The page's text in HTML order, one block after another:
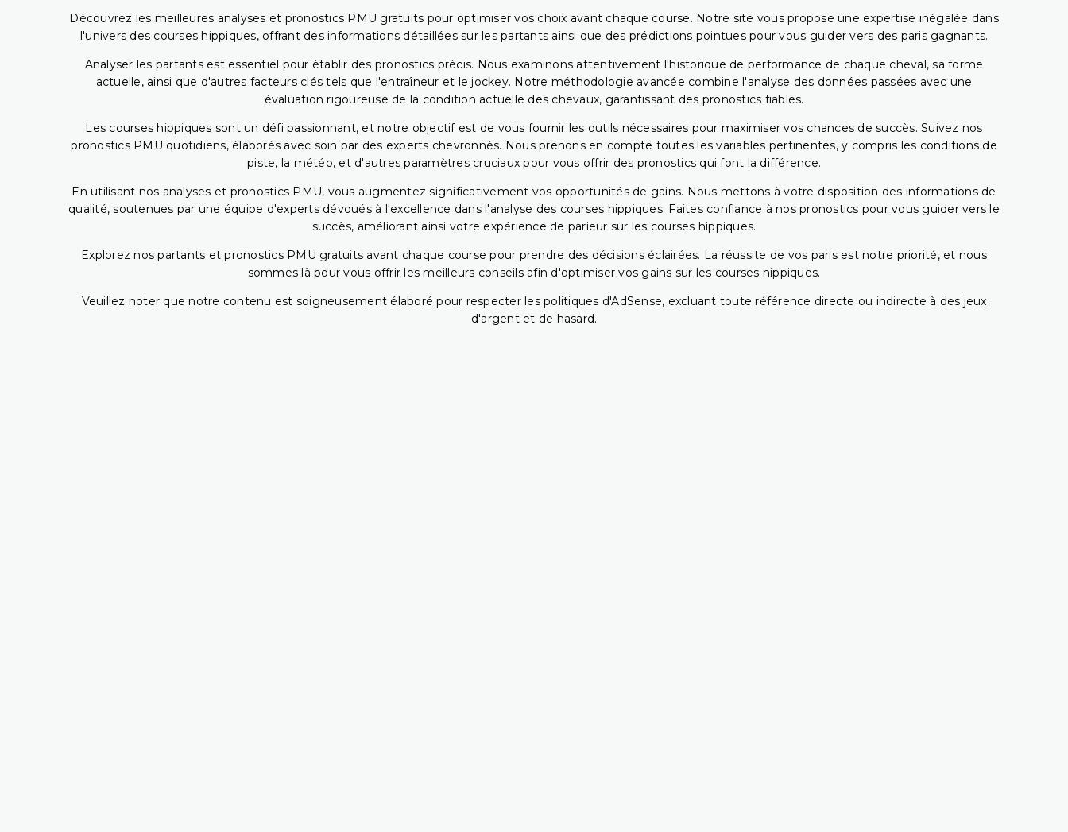
Découvrez les meilleures analyses et pronostics PMU gratuits pour optimiser vos choix avant chaque course. Notre site vous propose une expertise inégalée dans
l'univers des courses hippiques, offrant des informations détaillées sur les partants ainsi que des prédictions pointues pour vous guider vers des paris gagnants.
Analyser les partants est essentiel pour établir des pronostics précis. Nous examinons attentivement l'historique de performance de chaque cheval, sa forme
actuelle, ainsi que d'autres facteurs clés tels que l'entraîneur et le jockey. Notre méthodologie avancée combine l'analyse des données passées avec une
évaluation rigoureuse de la condition actuelle des chevaux, garantissant des pronostics fiables.
Les courses hippiques sont un défi passionnant, et notre objectif est de vous fournir les outils nécessaires pour maximiser vos chances de succès. Suivez nos
pronostics PMU quotidiens, élaborés avec soin par des experts chevronnés. Nous prenons en compte toutes les variables pertinentes, y compris les conditions de
piste, la météo, et d'autres paramètres cruciaux pour vous offrir des pronostics qui font la différence.
En utilisant nos analyses et pronostics PMU, vous augmentez significativement vos opportunités de gains. Nous mettons à votre disposition des informations de
qualité, soutenues par une équipe d'experts dévoués à l'excellence dans l'analyse des courses hippiques. Faites confiance à nos pronostics pour vous guider vers le
succès, améliorant ainsi votre expérience de parieur sur les courses hippiques.
Explorez nos partants et pronostics PMU gratuits avant chaque course pour prendre des décisions éclairées. La réussite de vos paris est notre priorité, et nous
sommes là pour vous offrir les meilleurs conseils afin d'optimiser vos gains sur les courses hippiques.
Veuillez noter que notre contenu est soigneusement élaboré pour respecter les politiques d'AdSense, excluant toute référence directe ou indirecte à des jeux
d'argent et de hasard.